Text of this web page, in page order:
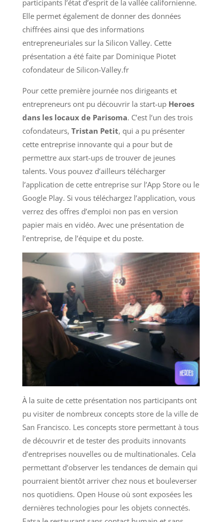
participants l’état d’esprit de la vallée californienne.
Elle permet également de donner des données
chiffrées ainsi que des informations
entrepreneuriales sur la Silicon Valley. Cette
présentation a été faite par Dominique Piotet
cofondateur de Silicon-Valley.fr
Pour cette première journée nos dirigeants et
entrepreneurs ont pu découvrir la start-up Heroes
dans les locaux de Parisoma. C’est l’un des trois
cofondateurs, Tristan Petit, qui a pu présenter
cette entreprise innovante qui a pour but de
permettre aux start-ups de trouver de jeunes
talents. Vous pouvez d’ailleurs télécharger
l’application de cette entreprise sur l’App Store ou le
Google Play. Si vous téléchargez l’application, vous
verrez des offres d’emploi non pas en version
papier mais en vidéo. Avec une présentation de
l’entreprise, de l’équipe et du poste.
À la suite de cette présentation nos participants ont
pu visiter de nombreux concepts store de la ville de
San Francisco. Les concepts store permettant à tous
de découvrir et de tester des produits innovants
d’entreprises nouvelles ou de multinationales. Cela
permettant d’observer les tendances de demain qui
pourraient bientôt arriver chez nous et bouleverser
nos quotidiens. Open House où sont exposées les
dernières technologies pour les objets connectés.